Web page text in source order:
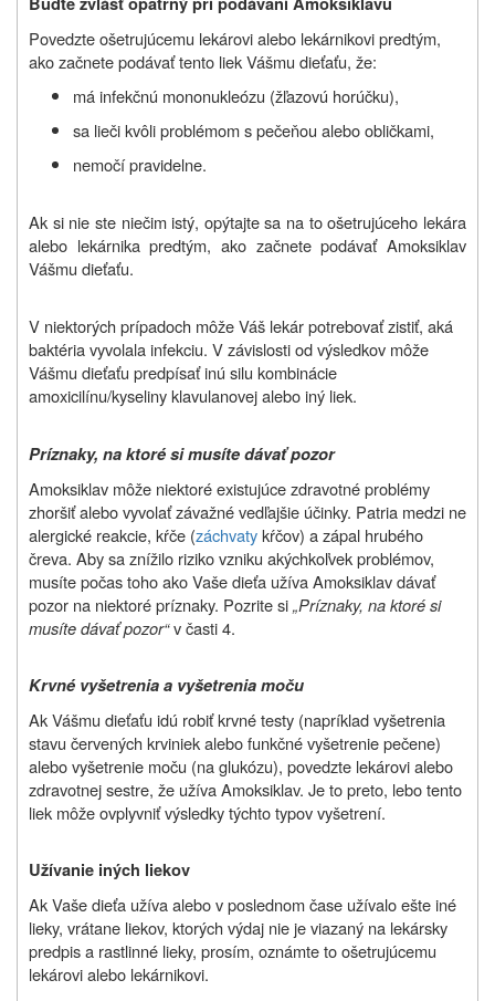
Povedzte ošetrujúcemu lekárovi alebo lekárnikovi predtým,
ako začnete podávať tento liek Vášmu dieťaťu, že:
má infekčnú mononukleózu (žľazovú horúčku),
sa lieči kvôli problémom s pečeňou alebo obličkami,
nemočí pravidelne.
Ak si nie ste niečim istý, opýtajte sa na to ošetrujúceho lekára
alebo lekárnika predtým, ako začnete podávať Amoksiklav
Vášmu dieťaťu.
V niektorých prípadoch môže Váš lekár potrebovať zistiť, aká
baktéria vyvolala infekciu. V závislosti od výsledkov môže
Vášmu dieťaťu predpísať inú silu kombinácie
amoxicilínu/kyseliny klavulanovej alebo iný liek.
Príznaky, na ktoré si musíte dávať pozor
Amoksiklav môže niektoré existujúce zdravotné problémy
zhoršiť alebo vyvolať závažné vedľajšie účinky. Patria medzi ne
alergické reakcie, kŕče (záchvatykŕčov) a zápal hrubého
čreva. Aby sa znížilo riziko vzniku akýchkoľvek problémov,
musíte počas toho ako Vaše dieťa užíva Amoksiklav dávať
pozor na niektoré príznaky. Pozrite si„Príznaky, na ktoré si
musíte dávať pozor“v časti 4.
Krvné vyšetrenia a vyšetrenia moču
Ak Vášmu dieťaťu idú robiť krvné testy (napríklad vyšetrenia
stavu červených krviniek alebo funkčné vyšetrenie pečene)
alebo vyšetrenie moču (na glukózu), povedzte lekárovi alebo
zdravotnej sestre, že užíva Amoksiklav. Je to preto, lebo tento
liek môže ovplyvniť výsledky týchto typov vyšetrení.
Užívanie iných liekov
Ak Vaše dieťa užíva alebo v poslednom čase užívalo ešte iné
lieky, vrátane liekov, ktorých výdaj nie je viazaný na lekársky
predpis a rastlinné lieky, prosím, oznámte to ošetrujúcemu
lekárovi alebo lekárnikovi.